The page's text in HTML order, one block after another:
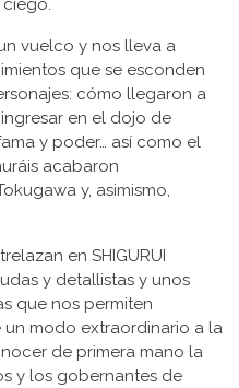
vuelco y nos lleva a
que se esconden
cómo llegaron a
en el dojo de
y poder… así como el
acabaron
y, asimismo,
en SHIGURUI
y detallistas y unos
que nos permiten
modo extraordinario a la
de primera mano la
y los gobernantes de